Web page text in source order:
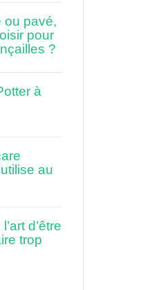
ou pavé,
pour
?
à
au
d’être
trop